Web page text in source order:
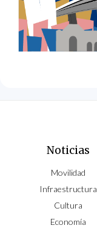
Noticias
Movilidad
Infraestructura
Cultura
Economía